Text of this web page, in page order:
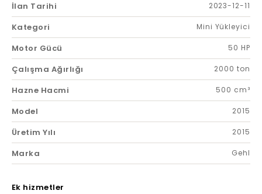
İlan Tarihi 2023-12-11
Kategori Mini Yükleyici
Motor Gücü 50 HP
Çalışma Ağırlığı 2000 ton
Hazne Hacmi 500 cm³
Model 2015
Üretim Yılı 2015
Marka Gehl
Ek hizmetler